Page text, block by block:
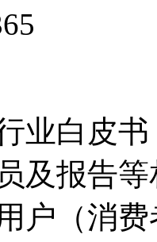
业白皮
及报告
户（消